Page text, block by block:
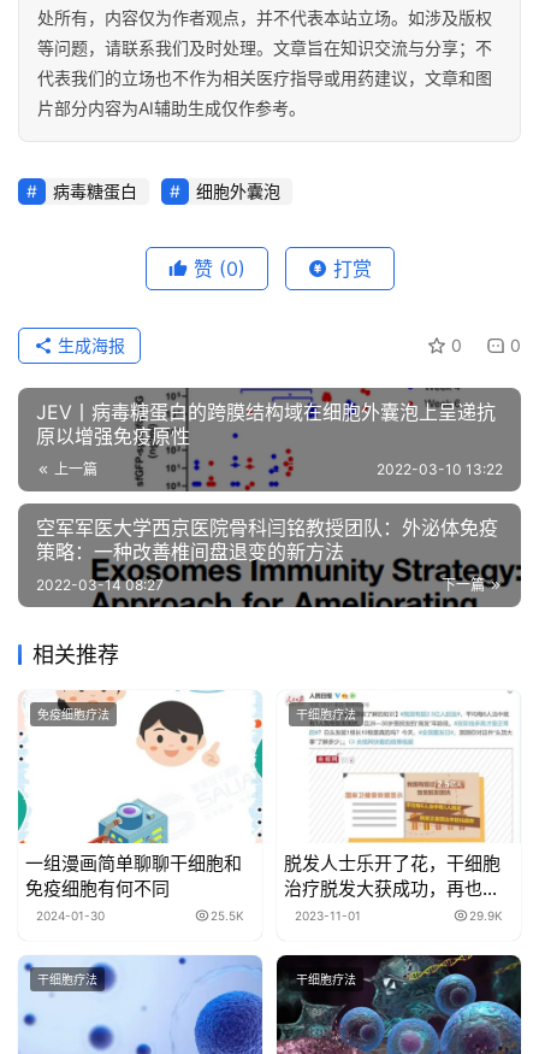
处所有，内容仅为作者观点，并不代表本站立场。如涉及版权
等问题，请联系我们及时处理。文章旨在知识交流与分享；不
代表我们的立场也不作为相关医疗指导或用药建议，文章和图
片部分内容为AI辅助生成仅作参考。
病毒糖蛋白 细胞外囊泡
赞 (0) 打赏
0 0
生成海报
JEV丨病毒糖蛋白的跨膜结构域在细胞外囊泡上呈递抗
原以增强免疫原性
上一篇 2022-03-10 13:22
空军军医大学西京医院骨科闫铭教授团队：外泌体免疫
策略：一种改善椎间盘退变的新方法
下一篇
2022-03-14 08:27
相关推荐
免疫细胞疗法
一组漫画简单聊聊干细胞和
免疫细胞有何不同
2024-01-30 25.5K
干细胞疗法
脱发人士乐开了花，干细胞
治疗脱发大获成功，再也不
用秃头了！
2023-11-01 29.9K
干细胞疗法 干细胞疗法